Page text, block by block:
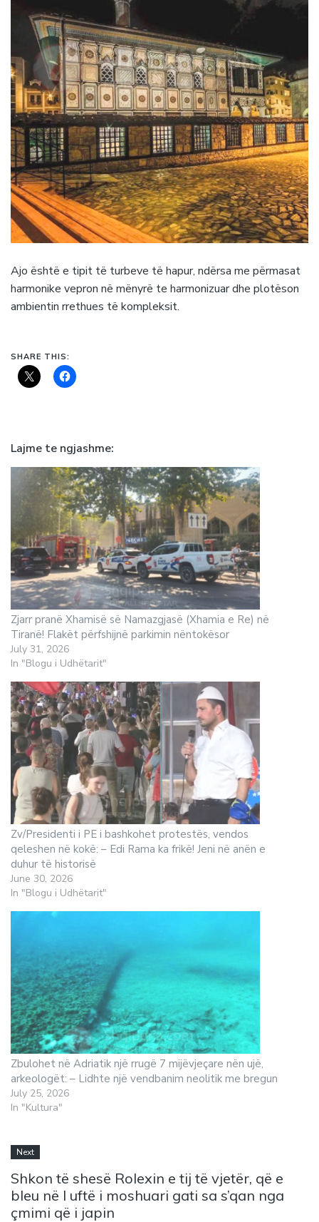
Ajo është e tipit të turbeve të hapur, ndërsa me përmasat
harmonike vepron në mënyrë te harmonizuar dhe plotëson
ambientin rrethues të kompleksit.
SHARE THIS:
Lajme te ngjashme
Zjarr pranë Xhamisë së Namazgjasë (Xhamia e Re) në
Tiranë! Flakët përfshijnë parkimin nëntokësor
July 31, 2026
In "Blogu i Udhëtarit"
Zv/Presidenti i PE i bashkohet protestës, vendos
qeleshen në kokë: – Edi Rama ka frikë! Jeni në anën e
duhur të historisë
June 30, 2026
In "Blogu i Udhëtarit"
Zbulohet në Adriatik një rrugë 7 mijëvjeçare nën ujë,
arkeologët: – Lidhte një vendbanim neolitik me bregun
July 25, 2026
In "Kultura"
Next
Shkon të shesë Rolexin e tij të vjetër, që e
bleu në l uftë i moshuari gati sa s’qan nga
çmimi që i japin